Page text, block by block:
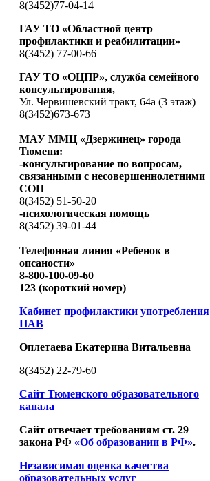
8(3452)77-04-14
ГАУ ТО «Областной центр
профилактики и реабилитации»
8(3452) 77-00-66
ГАУ ТО «ОЦПР», служба семейного
консультирования,
Ул. Червишевский тракт, 64а (3 этаж)
8(3452)673-673
МАУ ММЦ «Дзержинец» города
Тюмени:
-консультирование по вопросам,
связанными с несовершеннолетними
СОП
8(3452) 51-50-20
-психологическая помощь
8(3452) 39-01-44
Телефонная линия «Ребенок в
опсаности»
8-800-100-09-60
123 (короткий номер)
Кабинет профилактики употребления
ПАВ
Оплетаева Екатерина Витальевна
8(3452) 22-79-60
Сайт Тюменского образовательного
канала
Сайт отвечает требованиям ст. 29
закона РФ «Об образовании в РФ».
Независимая оценка качества
образовательных услуг